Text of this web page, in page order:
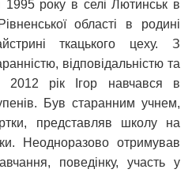
1995 року в селі Лютинськ в
області в родині
ткацького цеху. З
відповідальністю та
рік Ігор навчався в
Був старанним учнем,
представляв школу на
Неодноразово отримував
поведінку, участь у